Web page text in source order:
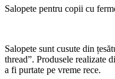
Salopete pentru copii cu
Salopete sunt cusute din
thread”. Produsele realizate
a fi purtate pe vreme rece.